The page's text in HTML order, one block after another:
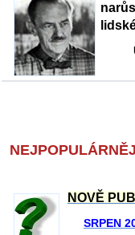
NOVĚ
SRPEN